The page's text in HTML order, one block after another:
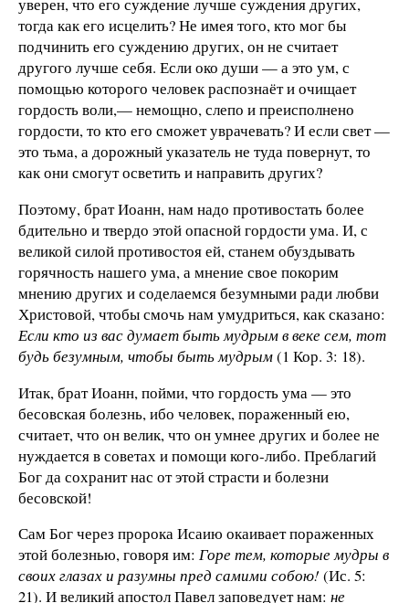
тогда как его исцелить? Не имея того, кто мог бы
подчинить его суждению других, он не считает
другого лучше себя. Если око души — а это ум, с
помощью которого человек распознаёт и очищает
гордость воли,— немощно, слепо и преисполнено
гордости, то кто его сможет уврачевать? И если свет —
это тьма, а дорожный указатель не туда повернут, то
как они смогут осветить и направить других?
Поэтому, брат Иоанн, нам надо противостать более
бдительно и твердо этой опасной гордости ума. И, с
великой силой противостоя ей, станем обуздывать
горячность нашего ума, а мнение свое покорим
мнению других и соделаемся безумными ради любви
Христовой, чтобы смочь нам умудриться, как сказано:
Если кто из вас думает быть мудрым в веке сем, тот
будь безумным, чтобы быть мудрым(1 Кор. 3: 18).
Итак, брат Иоанн, пойми, что гордость ума — это
бесовская болезнь, ибо человек, пораженный ею,
считает, что он велик, что он умнее других и более не
нуждается в советах и помощи кого-либо. Преблагий
Бог да сохранит нас от этой страсти и болезни
бесовской!
Сам Бог через пророка Исаию окаивает пораженных
этой болезнью, говоря им: Горе тем, которые мудры в
своих глазах и разумны пред самими собою! (Ис. 5:
21). И великий апостол Павел заповедует нам: не